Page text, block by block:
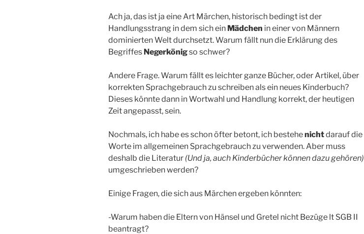
Ach ja, das ist ja eine Art Märchen, historisch bedingt ist der
Handlungsstrang in dem sich ein Mädchen in einer von Männern
dominierten Welt durchsetzt. Warum fällt nun die Erklärung des
Begriffes Negerkönigso schwer?
Andere Frage. Warum fällt es leichter ganze Bücher, oder Artikel, über
korrekten Sprachgebrauch zu schreiben als ein neues Kinderbuch?
Dieses könnte dann in Wortwahl und Handlung korrekt, der heutigen
Zeit angepasst, sein.
Nochmals, ich habe es schon öfter betont, ich bestehenichtdarauf die
Worte im allgemeinen Sprachgebrauch zu verwenden. Aber muss
deshalb die Literatur (Und ja, auch Kinderbücher können dazu gehören)
umgeschrieben werden?
Einige Fragen, die sich aus Märchen ergeben könnten:
-Warum haben die Eltern von Hänsel und Gretel nicht Bezüge lt SGB II
beantragt?